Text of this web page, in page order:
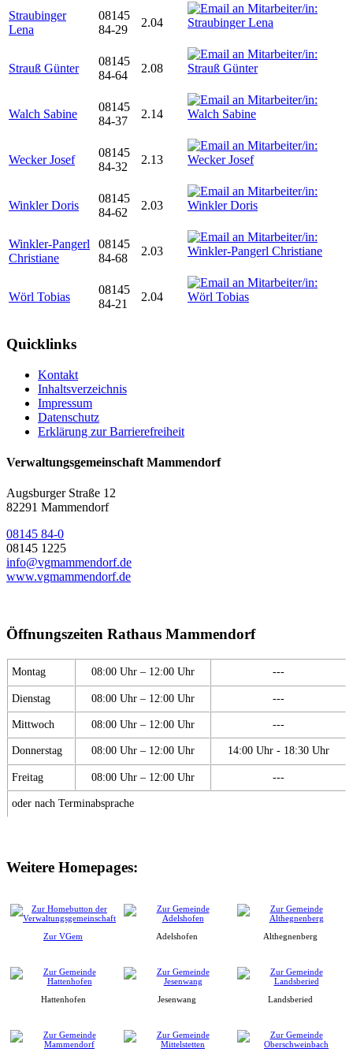
Straubinger
Lena
08145
84-29
2.04
Strauß Günter
08145
84-64
2.08
Walch Sabine
08145
84-37
2.14
Wecker Josef
08145
84-32
2.13
Winkler Doris
08145
84-62
2.03
Winkler-Pangerl
Christiane
08145
84-68
2.03
Wörl Tobias
08145
84-21
2.04
Quicklinks
Kontakt
Inhaltsverzeichnis
Impressum
Datenschutz
Erklärung zur Barrierefreiheit
Verwaltungsgemeinschaft Mammendorf
Augsburger Straße 12
82291 Mammendorf
08145 84-0
08145 1225
info@vgmammendorf.de
www.vgmammendorf.de
Öffnungszeiten Rathaus Mammendorf
Montag 08:00 Uhr – 12:00 Uhr ---
Dienstag 08:00 Uhr – 12:00 Uhr ---
Mittwoch 08:00 Uhr – 12:00 Uhr ---
Donnerstag 08:00 Uhr – 12:00 Uhr 14:00 Uhr - 18:30 Uhr
Freitag 08:00 Uhr – 12:00 Uhr ---
oder nach Terminabsprache
Weitere Homepages:
Zur VGem Adelshofen Althegnenberg
Hattenhofen Jesenwang Landsberied